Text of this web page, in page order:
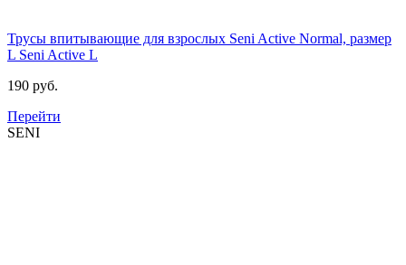
Трусы впитывающие для взрослых Seni Active Normal, размер
L Seni Active L
190 руб.
Перейти
SENI